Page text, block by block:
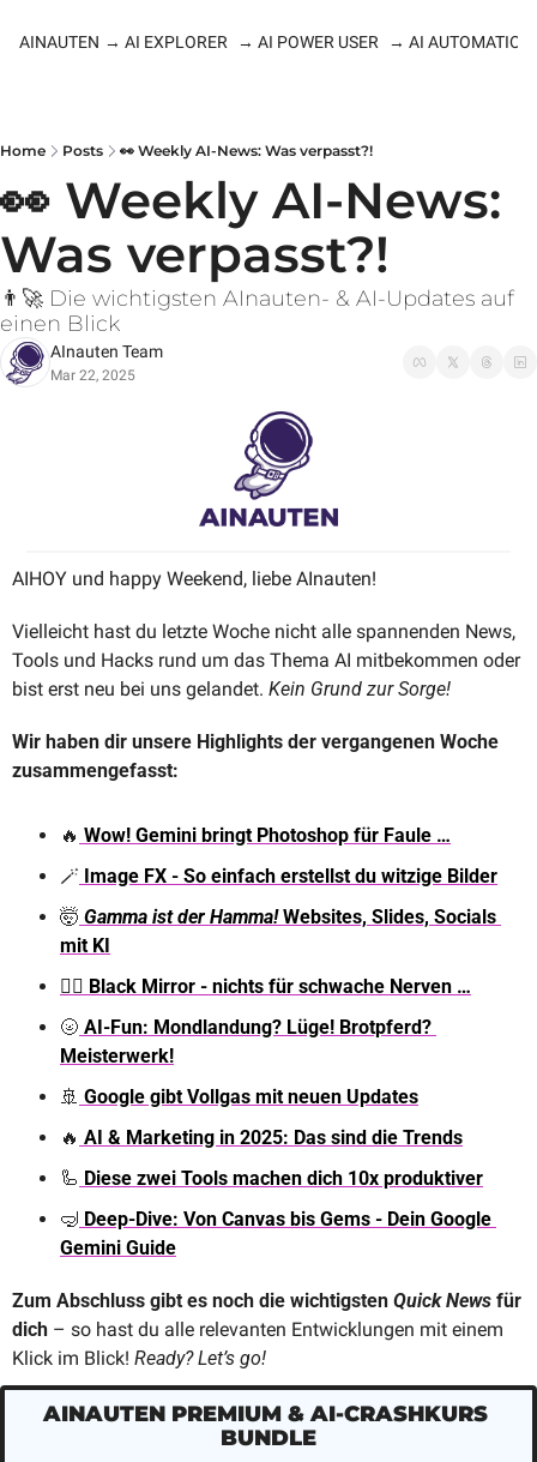
AINAUTEN → AI EXPLORER → AI POWER USER → AI AUTOMATION
Home Posts 👀 Weekly AI-News: Was verpasst?!
👀 Weekly AI-News:
Was verpasst?!
👨‍🚀 Die wichtigsten AInauten- & AI-Updates auf
einen Blick
AInauten Team
Mar 22, 2025
AIHOY und happy Weekend, liebe AInauten!
Vielleicht hast du letzte Woche nicht alle spannenden News,
Tools und Hacks rund um das Thema AI mitbekommen oder
bist erst neu bei uns gelandet. Kein Grund zur Sorge!
Wir haben dir unsere Highlights der vergangenen Woche
zusammengefasst:
🔥 Wow! Gemini bringt Photoshop für Faule …
🪄 Image FX - So einfach erstellst du witzige Bilder
🤯 Gamma ist der Hamma! Websites, Slides, Socials
mit KI
🏴‍☠️ Black Mirror - nichts für schwache Nerven …
🌝 AI-Fun: Mondlandung? Lüge! Brotpferd?
Meisterwerk!
🚢 Google gibt Vollgas mit neuen Updates
🔥 AI & Marketing in 2025: Das sind die Trends
🦾 Diese zwei Tools machen dich 10x produktiver
🤿 Deep-Dive: Von Canvas bis Gems - Dein Google
Gemini Guide
Zum Abschluss gibt es noch die wichtigsten Quick News für
dich – so hast du alle relevanten Entwicklungen mit einem
Klick im Blick! Ready? Let’s go!
AINAUTEN PREMIUM & AI-CRASHKURS
BUNDLE